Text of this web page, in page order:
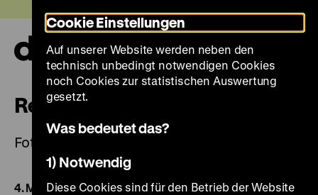
zum
Seiteninhalt
springen
Relikte des Kalten Krieges
Fotografien von Martin Roemers
4. März bis 14. August 2016
Cookie Einstellungen
Auf unserer Website werden neben den
technisch unbedingt notwendigen Cookies
noch Cookies zur statistischen Auswertung
gesetzt.
Was bedeutet das?
1) Notwendig
Diese Cookies sind für den Betrieb der Website